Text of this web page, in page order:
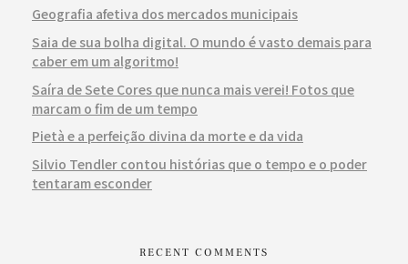
Geografia afetiva dos mercados municipais
Saia de sua bolha digital. O mundo é vasto demais para
caber em um algoritmo!
Saíra de Sete Cores que nunca mais verei! Fotos que
marcam o fim de um tempo
Pietà e a perfeição divina da morte e da vida
Silvio Tendler contou histórias que o tempo e o poder
tentaram esconder
RECENT COMMENTS